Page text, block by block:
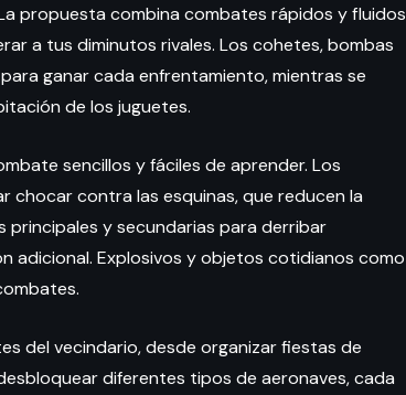
propuesta combina combates rápidos y fluidos
a tus diminutos rivales. Los cohetes, bombas
ganar cada enfrentamiento, mientras se
de los juguetes.
sencillos y fáciles de aprender. Los
chocar contra las esquinas, que reducen la
principales y secundarias para derribar
adicional. Explosivos y objetos cotidianos como
del vecindario, desde organizar fiestas de
diferentes tipos de aeronaves, cada